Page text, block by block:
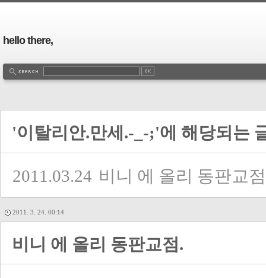
hello there,
'이탈리안.만세.-_-;'에 해당되는
2011.03.24 비니 에 올리 동판교
2011. 3. 24. 00:14
비니 에 올리 동판교점.